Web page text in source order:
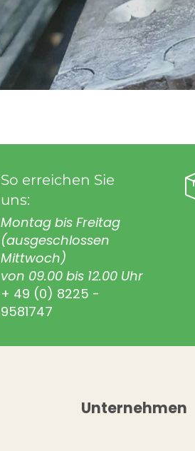
So erreichen Sie
uns:
Montag bis Freitag
(ausgeschlossen
Mittwoch)
von 09.00 bis 12.00 Uhr
+ 49 (0) 8225 -
9581747
Unternehmen